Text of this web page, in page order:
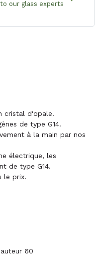
our glass experts
cristal d'opale.
de type G14.
à la main par nos
électrique, les
de type G14.
le prix.
60